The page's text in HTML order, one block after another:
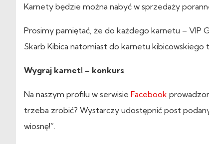
Karnety będzie można nabyć w sprzedaży
Prosimy pamiętać, że do każdego karnetu – VIP
Skarb Kibica natomiast do karnetu kibicowskiego
Wygraj karnet! – konkurs
Na naszym profilu w serwisie Facebook
trzeba zrobić? Wystarczy udostępnić post
wiosnę!”.